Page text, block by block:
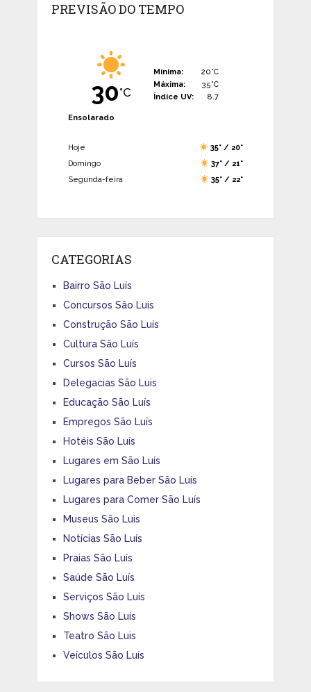
PREVISÃO DO TEMPO
30°C
Mínima:
20°C
Máxima:
35°C
Índice UV:
8.7
Ensolarado
Hoje
35° / 20°
Domingo
37° / 21°
Segunda-feira
35° / 22°
CATEGORIAS
Bairro São Luís
Concursos São Luís
Construção São Luís
Cultura São Luís
Cursos São Luís
Delegacias São Luis
Educação São Luís
Empregos São Luís
Hotéis São Luís
Lugares em São Luís
Lugares para Beber São Luís
Lugares para Comer São Luís
Museus São Luis
Notícias São Luís
Praias São Luís
Saúde São Luís
Serviços São Luís
Shows São Luís
Teatro São Luis
Veículos São Luís